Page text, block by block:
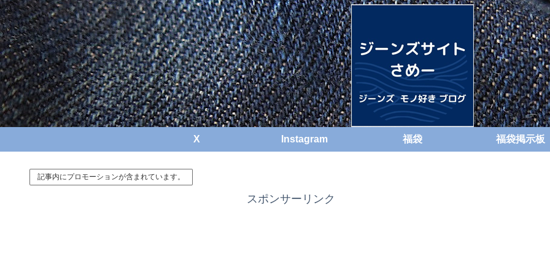
X Instagram 福袋 福袋掲示板
記事内にプロモーションが含まれています。
スポンサーリンク